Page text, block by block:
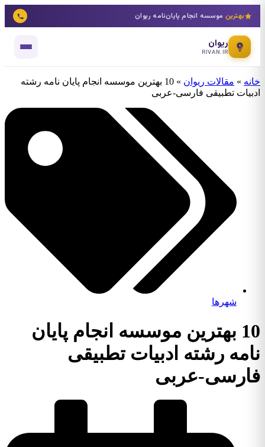
بهترینموسسه انجام پایان‌نامه ریوان
ریوان
RIVAN.IR
»مقالات ریوان»
10 بهترین موسسه انجام پایان نامه رشته
تطبیقی فارسی-عربی
شهرها
10 بهترین موسسه انجام پایان
رشته ادبیات تطبیقی
عربی